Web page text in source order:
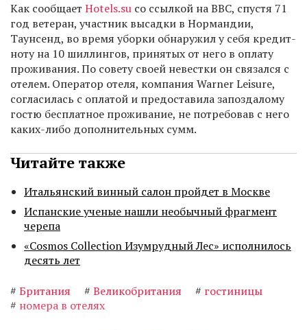
Как сообщает Hotels.su со ссылкой на ВВС, спустя 71
год ветеран, участник высадки в Нормандии,
Таунсенд, во время уборки обнаружил у себя кредит-
ноту на 10 шиллингов, принятых от него в оплату
проживания. По совету своей невестки он связался с
отелем. Оператор отеля, компания Warner Leisure,
согласилась с оплатой и предоставила запоздалому
гостю бесплатное проживание, не потребовав с него
каких-либо дополнительных сумм.
Читайте также
Итальянский винный салон пройдет в Москве
Испанские ученые нашли необычный фрагмент
черепа
«Cosmos Collection Изумрудный Лес» исполнилось
десять лет
# Британия # Великобритания # гостиницы
# номера в отелях